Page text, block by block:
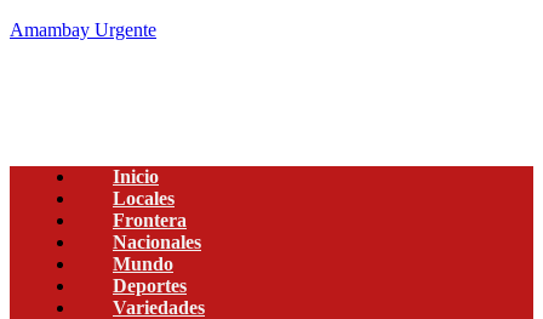
Amambay Urgente
Inicio
Locales
Frontera
Nacionales
Mundo
Deportes
Variedades